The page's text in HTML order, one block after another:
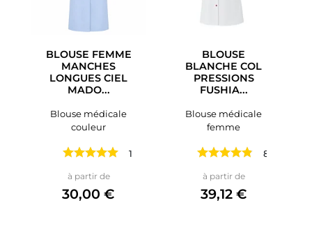
BLOUSE FEMME
MANCHES
LONGUES CIEL
MADO...
Blouse médicale
couleur
1 avis
à partir dePrix
30,00 €
BLOUSE
BLANCHE COL
PRESSIONS
FUSHIA...
Blouse médicale
femme
8 avis
à partir dePrix
39,12 €